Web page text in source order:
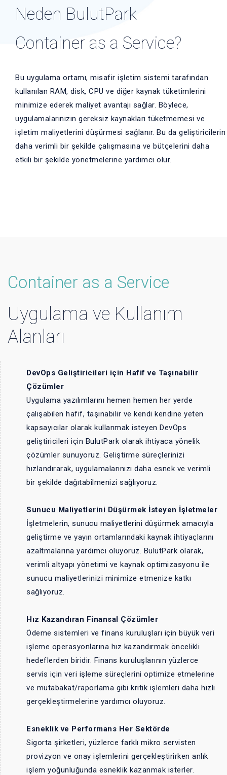
Neden BulutPark
Container as a Service?
Bu uygulama ortamı, misafir işletim sistemi tarafından
kullanılan RAM, disk, CPU ve diğer kaynak tüketimlerini
minimize ederek maliyet avantajı sağlar. Böylece,
uygulamalarınızın gereksiz kaynakları tüketmemesi ve
işletim maliyetlerini düşürmesi sağlanır. Bu da geliştiricilerin
daha verimli bir şekilde çalışmasına ve bütçelerini daha
etkili bir şekilde yönetmelerine yardımcı olur.
Container as a Service
Uygulama ve Kullanım
Alanları
DevOps Geliştiricileri için Hafif ve Taşınabilir
Çözümler
Uygulama yazılımlarını hemen hemen her yerde
çalışabilen hafif, taşınabilir ve kendi kendine yeten
kapsayıcılar olarak kullanmak isteyen DevOps
geliştiricileri için BulutPark olarak ihtiyaca yönelik
çözümler sunuyoruz. Geliştirme süreçlerinizi
hızlandırarak, uygulamalarınızı daha esnek ve verimli
bir şekilde dağıtabilmenizi sağlıyoruz.
Sunucu Maliyetlerini Düşürmek İsteyen İşletmeler
İşletmelerin, sunucu maliyetlerini düşürmek amacıyla
geliştirme ve yayın ortamlarındaki kaynak ihtiyaçlarını
azaltmalarına yardımcı oluyoruz. BulutPark olarak,
verimli altyapı yönetimi ve kaynak optimizasyonu ile
sunucu maliyetlerinizi minimize etmenize katkı
sağlıyoruz.
Hız Kazandıran Finansal Çözümler
Ödeme sistemleri ve finans kuruluşları için büyük veri
işleme operasyonlarına hız kazandırmak öncelikli
hedeflerden biridir. Finans kuruluşlarının yüzlerce
servis için veri işleme süreçlerini optimize etmelerine
ve mutabakat/raporlama gibi kritik işlemleri daha hızlı
gerçekleştirmelerine yardımcı oluyoruz.
Esneklik ve Performans Her Sektörde
Sigorta şirketleri, yüzlerce farklı mikro servisten
provizyon ve onay işlemlerini gerçekleştirirken anlık
işlem yoğunluğunda esneklik kazanmak isterler.